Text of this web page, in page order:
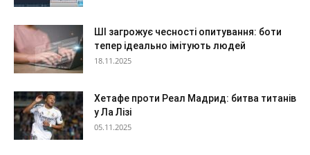
ШІ загрожує чесності опитування: боти
тепер ідеально імітують людей
18.11.2025
Хетафе проти Реал Мадрид: битва титанів
у Ла Лізі
05.11.2025